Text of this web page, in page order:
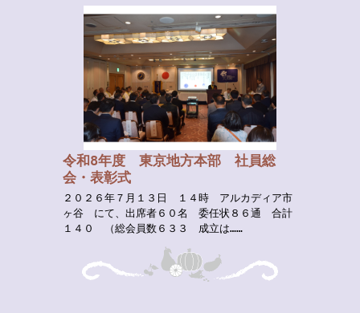
令和8年度 東京地方本部 社員総
会・表彰式
２０２６年７月１３日 １４時 アルカディア市
ヶ谷 にて、出席者６０名 委任状８６通 合計
１４０ （総会員数６３３ 成立は……